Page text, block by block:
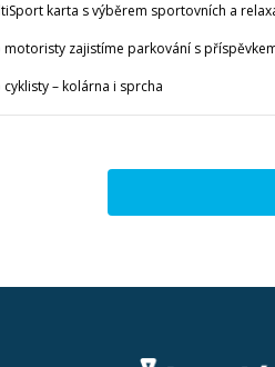
karta s výběrem sportovních a
zajistíme parkování s
– kolárna i sprcha